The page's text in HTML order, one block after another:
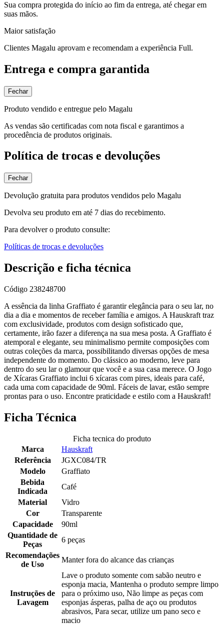
Sua compra protegida do início ao fim da entrega, até chegar em
suas mãos.
Maior satisfação
Clientes Magalu aprovam e recomendam a experiência Full.
Entrega e compra garantida
Fechar
Produto vendido e entregue pelo Magalu
As vendas são certificadas com nota fiscal e garantimos a
procedência de produtos originais.
Política de trocas e devoluções
Fechar
Devolução gratuita para produtos vendidos pelo Magalu
Devolva seu produto em até 7 dias do recebimento.
Para devolver o produto consulte:
Políticas de trocas e devoluções
Descrição e ficha técnica
Código 238248700
A essência da linha Graffiato é garantir elegância para o seu lar, no
dia a dia e momentos de receber família e amigos. A Hauskraft traz
com exclusividade, produtos com design sofisticado que,
certamente, irão fazer a diferença na sua mesa posta. A Graffiato é
atemporal e elegante, seu minimalismo permite composições com
outras coleções da marca, possibilitando diversas opções de mesa
independente do momento. Do clássico ao moderno, leve para
dentro do seu lar o glamour que você e a sua casa merece. O Jogo
de Xícaras Graffiato inclui 6 xícaras com pires, ideais para café,
cada uma com capacidade de 90ml. Fáceis de lavar, estão sempre
prontas para o uso. Encontre praticidade e estilo com a Hauskraft!
Ficha Técnica
Ficha tecnica do produto
Marca
Hauskraft
Referência
JGXC084/TR
Modelo
Graffiato
Bebida
Indicada
Café
Material
Vidro
Cor
Transparente
Capacidade
90ml
Quantidade de
Peças
6 peças
Recomendações
de Uso
Manter fora do alcance das crianças
Instruções de
Lavagem
Lave o produto somente com sabão neutro e
esponja macia, Mantenha o produto sempre limpo
para o próximo uso, Não limpe as peças com
esponjas ásperas, palha de aço ou produtos
abrasivos, Para secar, utilize um pano seco e
macio